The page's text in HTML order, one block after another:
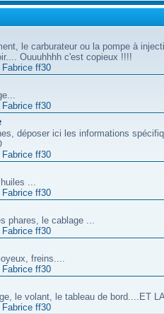
le carburateur ou la pompe à
Ouuuhhhh c'est copieux !!!!
Fabrice ff30
Fabrice ff30
déposer ici les informations
Fabrice ff30
...
Fabrice ff30
phares, le cablage ...
Fabrice ff30
freins....
Fabrice ff30
le volant, le tableau de bord....ET
Fabrice ff30